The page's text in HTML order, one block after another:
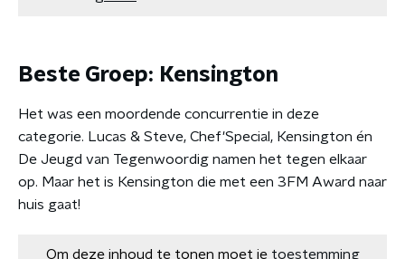
Beste Groep: Kensington
Het was een moordende concurrentie in deze
categorie. Lucas & Steve, Chef'Special, Kensington én
De Jeugd van Tegenwoordig namen het tegen elkaar
op. Maar het is Kensington die met een 3FM Award naar
huis gaat!
Om deze inhoud te tonen moet je toestemming